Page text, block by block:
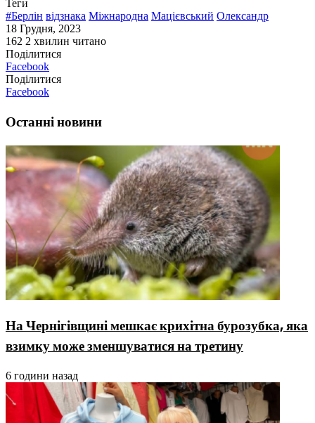
Теги
#Берлін відзнака Міжнародна Мацієвський Олександр
18 Грудня, 2023
162 2 хвилин читано
Поділитися
Facebook
Поділитися
Facebook
Останні новини
На Чернігівщині мешкає крихітна бурозубка, яка
взимку може зменшуватися на третину
6 години назад